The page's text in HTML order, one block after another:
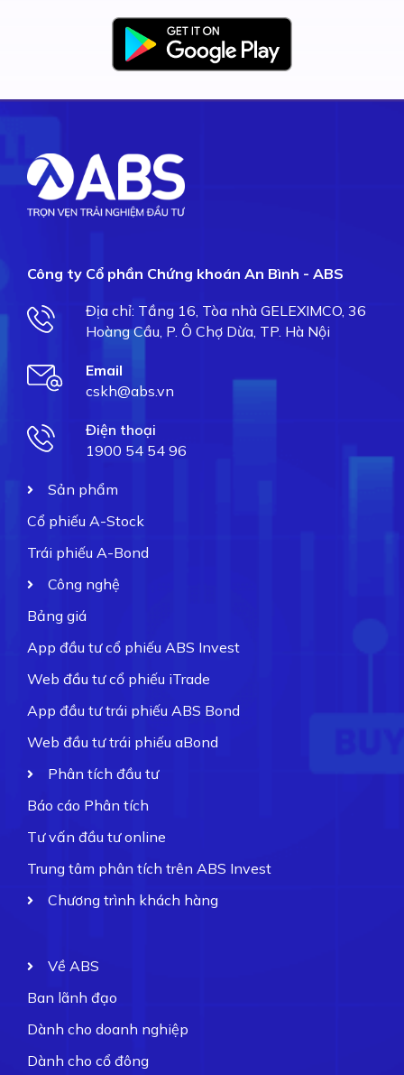
Công ty Cổ phần Chứng khoán An Bình - ABS
Địa chỉ: Tầng 16, Tòa nhà GELEXIMCO, 36
Hoàng Cầu, P. Ô Chợ Dừa, TP. Hà Nội
Email
cskh@abs.vn
Điện thoại
1900 54 54 96
Sản phẩm
Cổ phiếu A-Stock
Trái phiếu A-Bond
Công nghệ
Bảng giá
App đầu tư cổ phiếu ABS Invest
Web đầu tư cổ phiếu iTrade
App đầu tư trái phiếu ABS Bond
Web đầu tư trái phiếu aBond
Phân tích đầu tư
Báo cáo Phân tích
Tư vấn đầu tư online
Trung tâm phân tích trên ABS Invest
Chương trình khách hàng
Về ABS
Ban lãnh đạo
Dành cho doanh nghiệp
Dành cho cổ đông